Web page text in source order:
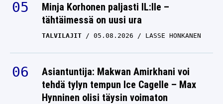
Minja Korhonen paljasti IL:lle –
tähtäimessä on uusi ura
TALVILAJIT 05.08.2026 LASSE HONKANEN
Asiantuntija: Makwan Amirkhani voi
tehdä tylyn tempun Ice Cagelle – Max
Hynninen olisi täysin voimaton